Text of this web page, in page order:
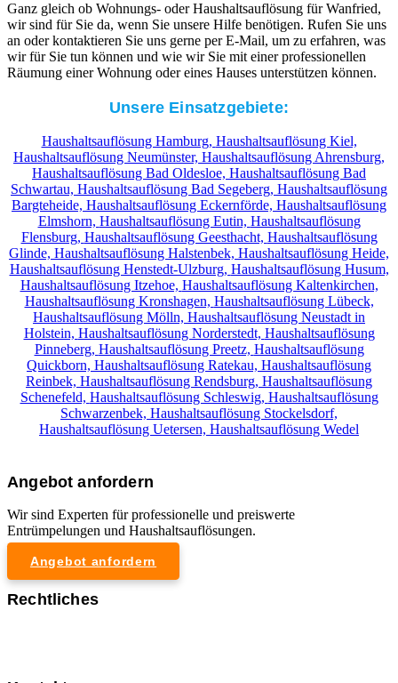
Ganz gleich ob Wohnungs- oder Haushaltsauflösung für Wanfried,
wir sind für Sie da, wenn Sie unsere Hilfe benötigen. Rufen Sie uns
an oder kontaktieren Sie uns gerne per E-Mail, um zu erfahren, was
wir für Sie tun können und wie wir Sie mit einer professionellen
Räumung einer Wohnung oder eines Hauses unterstützen können.
Unsere Einsatzgebiete:
Haushaltsauflösung Hamburg, Haushaltsauflösung Kiel,
Haushaltsauflösung Neumünster, Haushaltsauflösung Ahrensburg,
Haushaltsauflösung Bad Oldesloe, Haushaltsauflösung Bad
Schwartau, Haushaltsauflösung Bad Segeberg, Haushaltsauflösung
Bargteheide, Haushaltsauflösung Eckernförde, Haushaltsauflösung
Elmshorn, Haushaltsauflösung Eutin, Haushaltsauflösung
Flensburg, Haushaltsauflösung Geesthacht, Haushaltsauflösung
Glinde, Haushaltsauflösung Halstenbek, Haushaltsauflösung Heide,
Haushaltsauflösung Henstedt-Ulzburg, Haushaltsauflösung Husum,
Haushaltsauflösung Itzehoe, Haushaltsauflösung Kaltenkirchen,
Haushaltsauflösung Kronshagen, Haushaltsauflösung Lübeck,
Haushaltsauflösung Mölln, Haushaltsauflösung Neustadt in
Holstein, Haushaltsauflösung Norderstedt, Haushaltsauflösung
Pinneberg, Haushaltsauflösung Preetz, Haushaltsauflösung
Quickborn, Haushaltsauflösung Ratekau, Haushaltsauflösung
Reinbek, Haushaltsauflösung Rendsburg, Haushaltsauflösung
Schenefeld, Haushaltsauflösung Schleswig, Haushaltsauflösung
Schwarzenbek, Haushaltsauflösung Stockelsdorf,
Haushaltsauflösung Uetersen, Haushaltsauflösung Wedel
Angebot anfordern
Wir sind Experten für professionelle und preiswerte
Entrümpelungen und Haushaltsauflösungen.
Angebot anfordern
Rechtliches